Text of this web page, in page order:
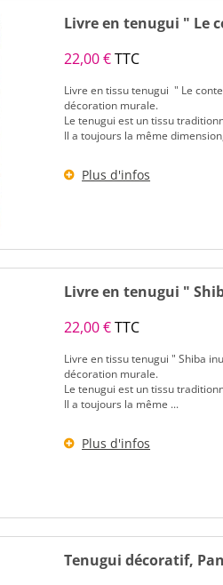
Livre en tenugui " Le
22,00 €TTC
Livre en tissu tenugui " Le
décoration murale.
Le tenugui est un tissu
Il a toujours la même
Plus d'infos
Livre en tenugui "
22,00 €TTC
Livre en tissu tenugui " Shiba
décoration murale.
Le tenugui est un tissu
Il a toujours la même ...
Plus d'infos
Tenugui décoratif,